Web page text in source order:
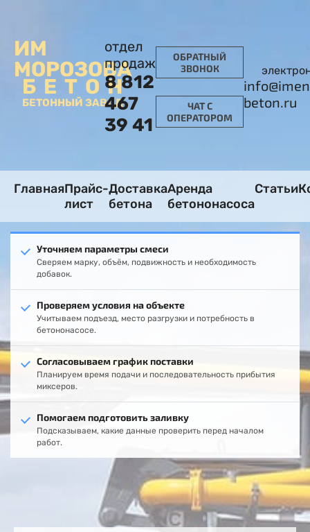
ИМ
МОРОЗОВА
БЕТОН
БЕТОННЫЙ ЗАВОД
отдел
продаж
8 812
467
39 41
ОБРАТНЫЙ
ЗВОНОК
ЧАТ С
ОПЕРАТОРОМ
beton.ru
ГлавнаяПрайс-
лист
Доставка
бетона
Аренда
бетононасоса
Статьи
Уточняем параметры смеси
Сверяем марку, объём, подвижность и необходимость
добавок.
Проверяем условия на объекте
Учитываем подъезд, место разгрузки и потребность в
бетононасосе.
Согласовываем график поставки
Планируем время подачи и последовательность прибытия
миксеров.
Помогаем подготовить заливку
Подсказываем, какие данные проверить перед началом
работ.